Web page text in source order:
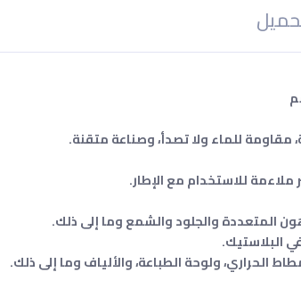
للماء ولا تصدأ، وصناعة متقنة.
للاستخدام مع الإطار.